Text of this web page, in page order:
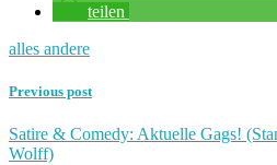
teilen
alles andere
Previous post
Satire & Comedy: Aktuelle Gags!
Wolff)